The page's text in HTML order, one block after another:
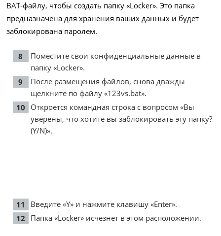
BAT-файлу, чтобы создать папку «Locker». Это папка
предназначена для хранения ваших данных и будет
заблокирована паролем.
Поместите свои конфиденциальные данные в
папку «Locker».
После размещения файлов, снова дважды
щелкните по файлу «123vs.bat».
Откроется командная строка с вопросом «Вы
уверены, что хотите вы заблокировать эту папку?
(Y/N)».
Введите «Y» и нажмите клавишу «Enter».
Папка «Locker» исчезнет в этом расположении.